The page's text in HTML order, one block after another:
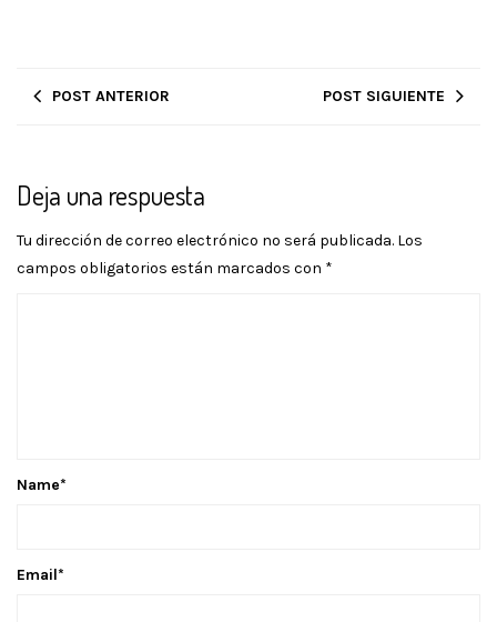
POST ANTERIOR POST SIGUIENTE
Deja una respuesta
Tu dirección de correo electrónico no será publicada. Los
campos obligatorios están marcados con *
Name*
Email*